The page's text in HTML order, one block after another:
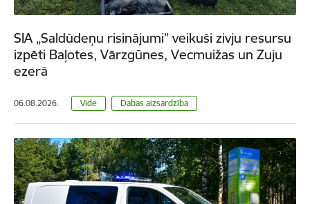
SIA „Saldūdeņu risinājumi” veikuši zivju resursu
izpēti Baļotes, Vārzgūnes, Vecmuižas un Zuju
ezerā
06.08.2026. Vide Dabas aizsardzība